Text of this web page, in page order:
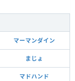
マーマンダイン
まじょ
マドハンド